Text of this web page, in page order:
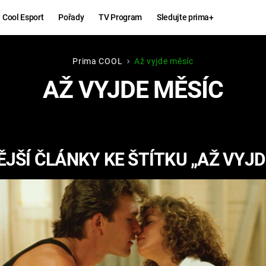
Cool Esport Pořady TV Program Sledujte prima+
Hry
KINGDOM
COME:
DELIVERANCE
ESPORT
Zábava
CHUCK
NORRIS
Prima COOL Až vyjde měsíc
AŽ VYJDE MĚSÍC
ČLÁNKY KE ŠTÍTKU „AŽ